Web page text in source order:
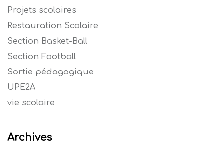
Projets scolaires
Restauration Scolaire
Section Basket-Ball
Section Football
Sortie pédagogique
UPE2A
vie scolaire
Archives